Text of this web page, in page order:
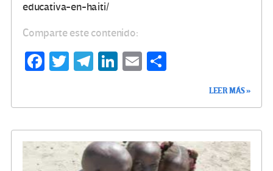
educativa-en-haiti/
Comparte este contenido:
Fa
o
k
T
Te
m
Li
n
E
ar
tir
LEER MÁS »